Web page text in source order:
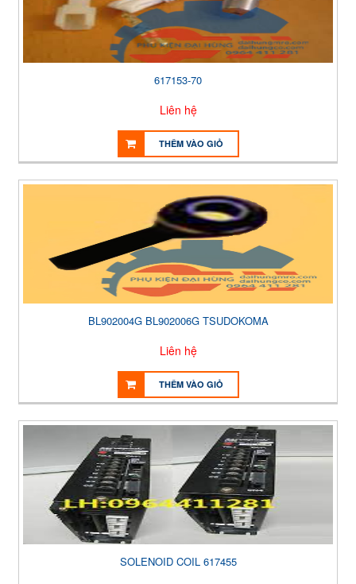
617153-70
Liên hệ
THÊM VÀO GIỎ
BL902004G BL902006G TSUDOKOMA
Liên hệ
THÊM VÀO GIỎ
SOLENOID COIL 617455